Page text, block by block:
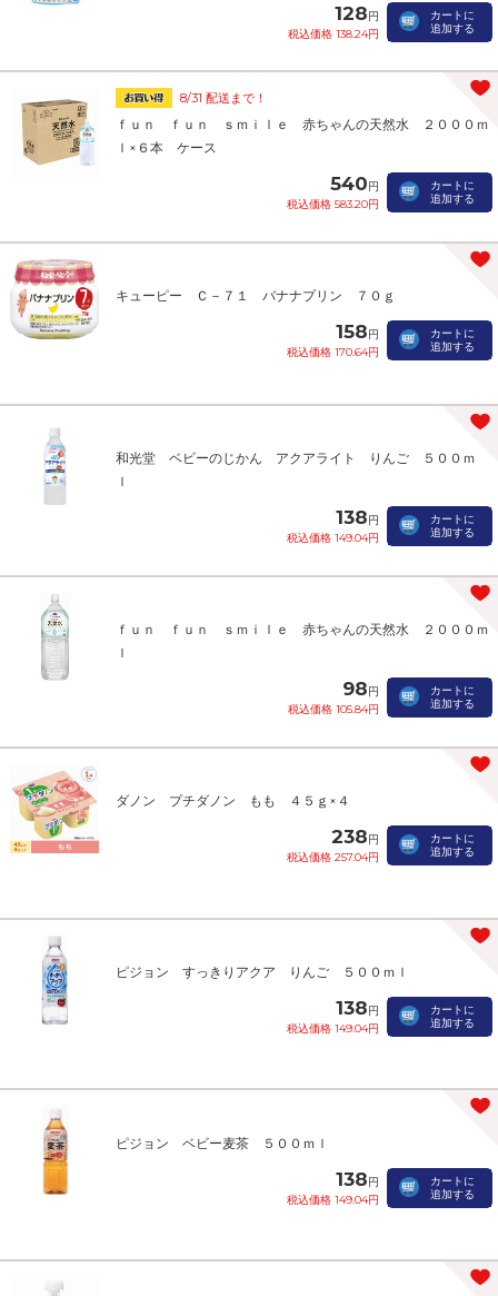
128円
税込価格 138.24円
カートに
追加する
8/31 配送まで！
ｆｕｎ ｆｕｎ ｓｍｉｌｅ 赤ちゃんの天然水 ２０００ｍ
ｌ×６本 ケース
540円
税込価格 583.20円
カートに
追加する
キューピー Ｃ－７１ バナナプリン ７０ｇ
158円
税込価格 170.64円
カートに
追加する
和光堂 ベビーのじかん アクアライト りんご ５００ｍ
ｌ
138円
税込価格 149.04円
カートに
追加する
ｆｕｎ ｆｕｎ ｓｍｉｌｅ 赤ちゃんの天然水 ２０００ｍ
ｌ
98円
税込価格 105.84円
カートに
追加する
ダノン プチダノン もも ４５ｇ×４
238円
税込価格 257.04円
カートに
追加する
ピジョン すっきりアクア りんご ５００ｍｌ
138円
税込価格 149.04円
カートに
追加する
ピジョン ベビー麦茶 ５００ｍｌ
138円
税込価格 149.04円
カートに
追加する